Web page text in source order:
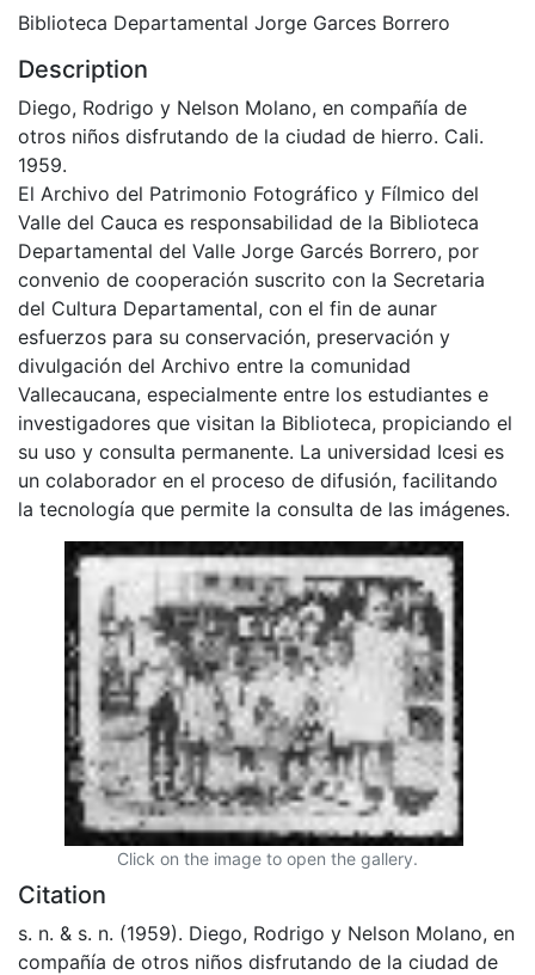
Biblioteca Departamental Jorge Garces Borrero
Description
Diego, Rodrigo y Nelson Molano, en compañía de
otros niños disfrutando de la ciudad de hierro. Cali.
1959.
El Archivo del Patrimonio Fotográfico y Fílmico del
Valle del Cauca es responsabilidad de la Biblioteca
Departamental del Valle Jorge Garcés Borrero, por
convenio de cooperación suscrito con la Secretaria
del Cultura Departamental, con el fin de aunar
esfuerzos para su conservación, preservación y
divulgación del Archivo entre la comunidad
Vallecaucana, especialmente entre los estudiantes e
investigadores que visitan la Biblioteca, propiciando el
su uso y consulta permanente. La universidad Icesi es
un colaborador en el proceso de difusión, facilitando
la tecnología que permite la consulta de las imágenes.
Click on the image to open the gallery.
Citation
s. n. & s. n. (1959). Diego, Rodrigo y Nelson Molano, en
compañía de otros niños disfrutando de la ciudad de